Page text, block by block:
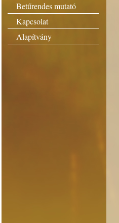
Betűrendes mutató
Kapcsolat
Alapítvány